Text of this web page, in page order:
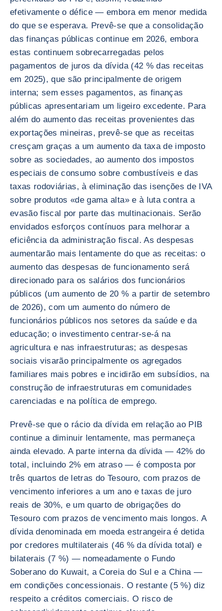
efetivamente o défice — embora em menor medida
do que se esperava. Prevê-se que a consolidação
das finanças públicas continue em 2026, embora
estas continuem sobrecarregadas pelos
pagamentos de juros da dívida (42 % das receitas
em 2025), que são principalmente de origem
interna; sem esses pagamentos, as finanças
públicas apresentariam um ligeiro excedente. Para
além do aumento das receitas provenientes das
exportações mineiras, prevê-se que as receitas
cresçam graças a um aumento da taxa de imposto
sobre as sociedades, ao aumento dos impostos
especiais de consumo sobre combustíveis e das
taxas rodoviárias, à eliminação das isenções de IVA
sobre produtos «de gama alta» e à luta contra a
evasão fiscal por parte das multinacionais. Serão
envidados esforços contínuos para melhorar a
eficiência da administração fiscal. As despesas
aumentarão mais lentamente do que as receitas: o
aumento das despesas de funcionamento será
direcionado para os salários dos funcionários
públicos (um aumento de 20 % a partir de setembro
de 2026), com um aumento do número de
funcionários públicos nos setores da saúde e da
educação; o investimento centrar-se-á na
agricultura e nas infraestruturas; as despesas
sociais visarão principalmente os agregados
familiares mais pobres e incidirão em subsídios, na
construção de infraestruturas em comunidades
carenciadas e na política de emprego.
Prevê-se que o rácio da dívida em relação ao PIB
continue a diminuir lentamente, mas permaneça
ainda elevado. A parte interna da dívida — 42% do
total, incluindo 2% em atraso — é composta por
três quartos de letras do Tesouro, com prazos de
vencimento inferiores a um ano e taxas de juro
reais de 30%, e um quarto de obrigações do
Tesouro com prazos de vencimento mais longos. A
dívida denominada em moeda estrangeira é detida
por credores multilaterais (46 % da dívida total) e
bilaterais (7 %) — nomeadamente o Fundo
Soberano do Kuwait, a Coreia do Sul e a China —
em condições concessionais. O restante (5 %) diz
respeito a créditos comerciais. O risco de